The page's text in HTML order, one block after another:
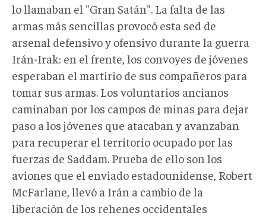
lo llamaban el "Gran Satán". La falta de las
armas más sencillas provocó esta sed de
arsenal defensivo y ofensivo durante la guerra
Irán-Irak: en el frente, los convoyes de jóvenes
esperaban el martirio de sus compañeros para
tomar sus armas. Los voluntarios ancianos
caminaban por los campos de minas para dejar
paso a los jóvenes que atacaban y avanzaban
para recuperar el territorio ocupado por las
fuerzas de Saddam. Prueba de ello son los
aviones que el enviado estadounidense, Robert
McFarlane, llevó a Irán a cambio de la
liberación de los rehenes occidentales